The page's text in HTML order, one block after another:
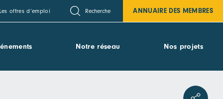
Les offres d’emploi Recherche ANNUAIRE DES MEMBRES
Notre réseau Nos projets